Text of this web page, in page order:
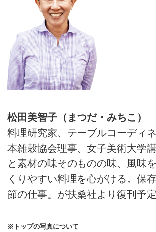
松田美智子（まつだ・みちこ）
料理研究家、テーブルコーディ
本雑穀協会理事、女子美術大学
と素材の味そのものの味、風味
くりやすい料理を心がける。保
節の仕事』が扶桑社より復刊予定
※トップの写真について